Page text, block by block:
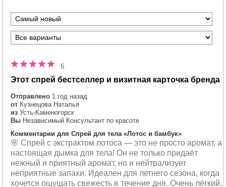
5
Этот спрей бестселлер и визитная карточка бренда
Отправлено 1 год назад
от Кузнецова Наталья
из Усть-Каменогорск
Вы Независимый Консультант по красоте
Комментарии для Спрей для тела «Лотос и бамбук»
🌸 Спрей с экстрактом лотоса — это не просто аромат, а
настоящая дымка для тела! Он не только придаёт
нежный и приятный аромат, но и нейтрализует
неприятные запахи. Идеален для летнего сезона, когда
хочется ощущать свежесть в течение дня. Очень лёгкий,